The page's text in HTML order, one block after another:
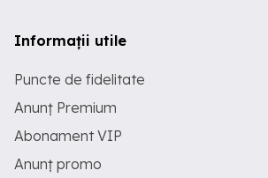
Informații utile
Puncte de fidelitate
Anunț Premium
Abonament VIP
Anunț promo